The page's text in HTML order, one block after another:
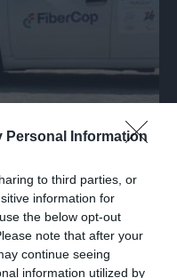
Personal Information
to third parties, or
information for
the below opt-out
note that after your
continue seeing
information utilized by
mila civici